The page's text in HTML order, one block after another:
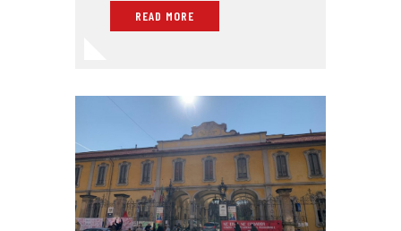
READ MORE